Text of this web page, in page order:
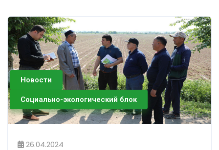
Новости
Социально-экологический блок
26.04.2024